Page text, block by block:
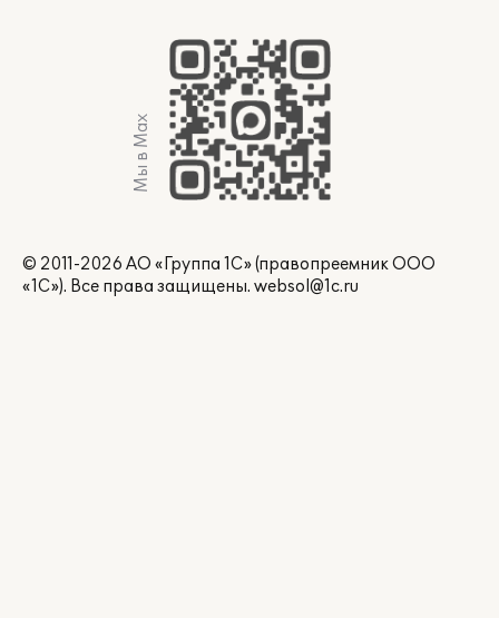
Мы в Max
© 2011-2026 АО «Группа 1С» (правопреемник ООО
«1С»). Все права защищены. websol@1c.ru